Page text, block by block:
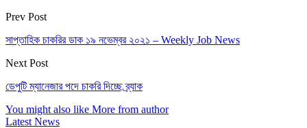
Prev Post
সাপ্তাহিক চাকরির ডাক ১৯ নভেম্বর ২০২১ – Weekly Job News
Next Post
ডেপুটি ম্যানেজার পদে চাকরি দিচ্ছে ব্র্যাক
You might also like More from author
Latest News